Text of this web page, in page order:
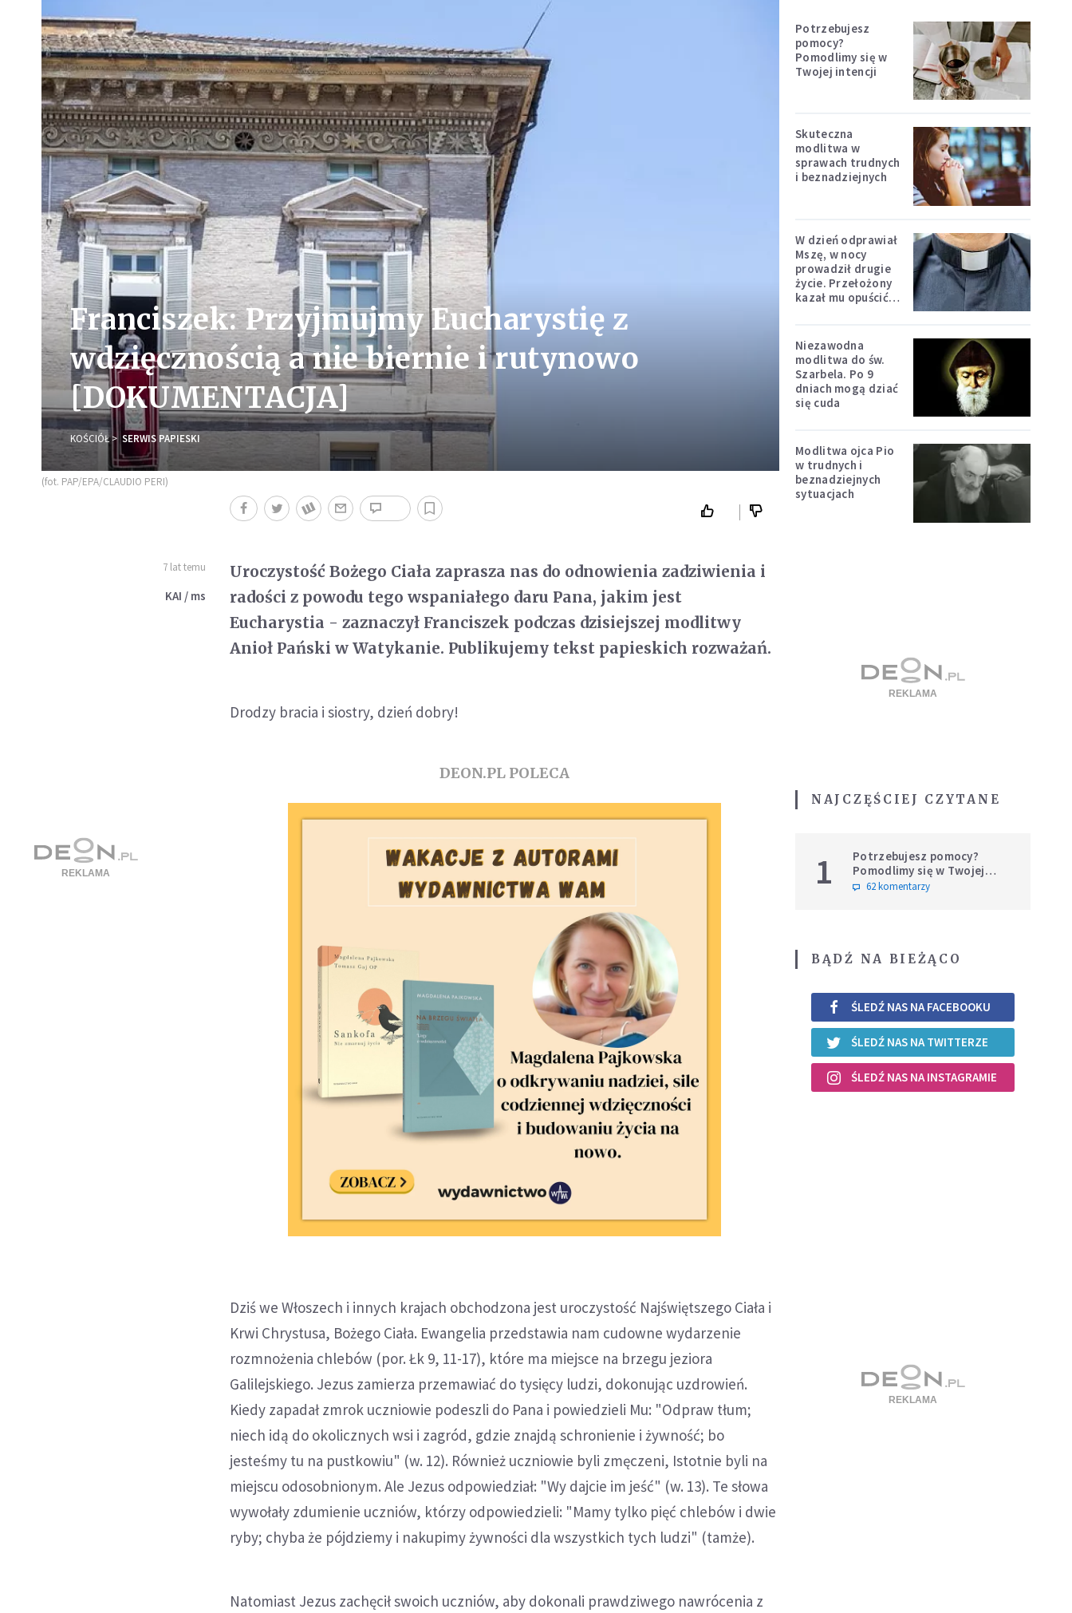
Franciszek: Przyjmujmy Eucharystię z
wdzięcznością a nie biernie i rutynowo
[DOKUMENTACJA]
KOŚCIÓŁ SERWIS PAPIESKI
(fot. PAP/EPA/CLAUDIO PERI)
7 lat temu
KAI / ms
Uroczystość Bożego Ciała zaprasza nas do odnowienia zadziwienia i
radości z powodu tego wspaniałego daru Pana, jakim jest
Eucharystia - zaznaczył Franciszek podczas dzisiejszej modlitwy
Anioł Pański w Watykanie. Publikujemy tekst papieskich rozważań.
Drodzy bracia i siostry, dzień dobry!
DEON.PL POLECA
Dziś we Włoszech i innych krajach obchodzona jest uroczystość Najświętszego Ciała i
Krwi Chrystusa, Bożego Ciała. Ewangelia przedstawia nam cudowne wydarzenie
rozmnożenia chlebów (por. Łk 9, 11-17), które ma miejsce na brzegu jeziora
Galilejskiego. Jezus zamierza przemawiać do tysięcy ludzi, dokonując uzdrowień.
Kiedy zapadał zmrok uczniowie podeszli do Pana i powiedzieli Mu: "Odpraw tłum;
niech idą do okolicznych wsi i zagród, gdzie znajdą schronienie i żywność; bo
jesteśmy tu na pustkowiu" (w. 12). Również uczniowie byli zmęczeni, Istotnie byli na
miejscu odosobnionym. Ale Jezus odpowiedział: "Wy dajcie im jeść" (w. 13). Te słowa
wywołały zdumienie uczniów, którzy odpowiedzieli: "Mamy tylko pięć chlebów i dwie
ryby; chyba że pójdziemy i nakupimy żywności dla wszystkich tych ludzi" (tamże).
Natomiast Jezus zachęcił swoich uczniów, aby dokonali prawdziwego nawrócenia z
Potrzebujesz
pomocy?
Pomodlimy się w
Twojej intencji
Skuteczna
modlitwa w
sprawach trudnych
i beznadziejnych
W dzień odprawiał
Mszę, w nocy
prowadził drugie
życie. Przełożony
kazał mu opuścić
Niezawodna
modlitwa do św.
Szarbela. Po 9
dniach mogą dziać
się cuda
Modlitwa ojca Pio
w trudnych i
beznadziejnych
sytuacjach
NAJCZĘŚCIEJ CZYTANE
1
Potrzebujesz pomocy?
Pomodlimy się w Twojej
intencji
62 komentarzy
BĄDŹ NA BIEŻĄCO
ŚLEDŹ NAS NA FACEBOOKU
ŚLEDŹ NAS NA TWITTERZE
ŚLEDŹ NAS NA INSTAGRAMIE